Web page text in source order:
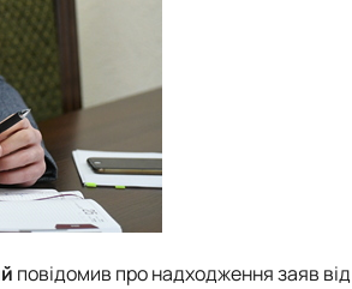
повідомив про надходження заяв від